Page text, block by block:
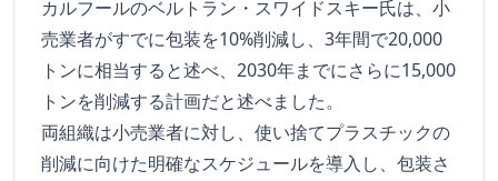
カルフールのベルトラン・スワイドスキー氏は、小
売業者がすでに包装を10%削減し、3年間で20,000
トンに相当すると述べ、2030年までにさらに15,000
トンを削減する計画だと述べました。
両組織は小売業者に対し、使い捨てプラスチックの
削減に向けた明確なスケジュールを導入し、包装さ